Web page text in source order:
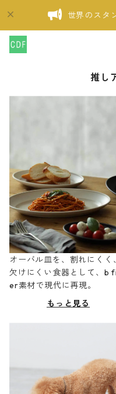
世界のスタ
推し
オーバル皿を、割れにくく、
欠けにくい食器として、b
er素材で現代に再現。
もっと見る